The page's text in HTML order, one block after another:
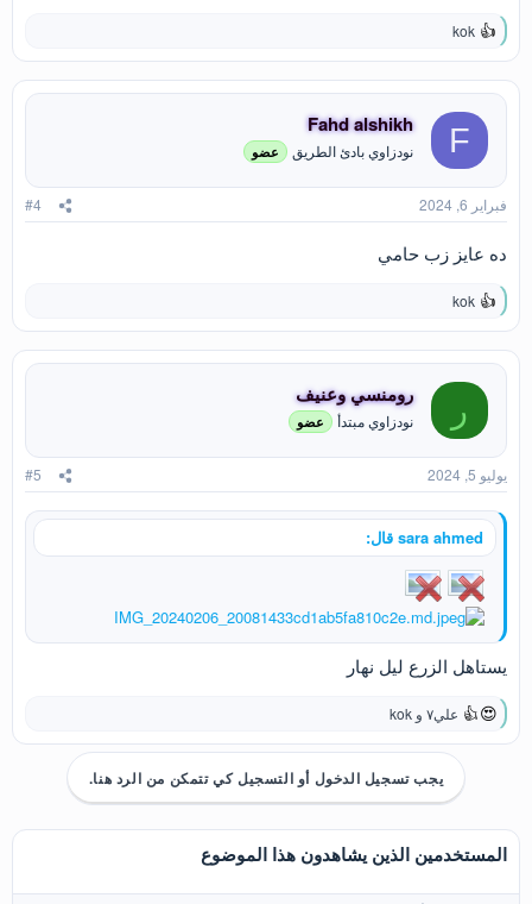
ل
ت
ف
ت
:
kok
F
Fahd alshikh
نودزاوي بادئ الطريق عضو
فبراير 6, 2024 #4
ده عايز زب حامي
ل
ت
ف
ت
:
kok
ر رومنسي وعنيف
نودزاوي مبتدأ عضو
يوليو 5, 2024 #5
sara ahmed قال:
يستاهل الزرع ليل نهار
ا
ل
ل
ا
:
علي٧ و kok
يجب تسجيل الدخول أو التسجيل كي تتمكن من الرد هنا.
المستخدمين الذين يشاهدون هذا الموضوع